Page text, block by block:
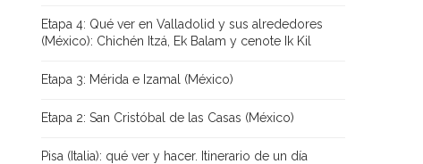
Etapa 4: Qué ver en Valladolid y sus alrededores
(México): Chichén Itzá, Ek Balam y cenote Ik Kil
Etapa 3: Mérida e Izamal (México)
Etapa 2: San Cristóbal de las Casas (México)
Pisa (Italia): qué ver y hacer. Itinerario de un día